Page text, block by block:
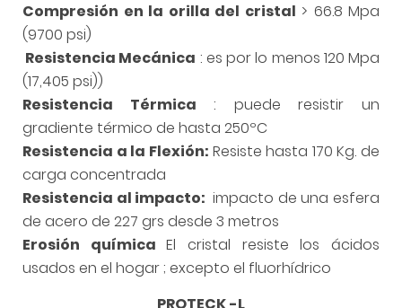
Compresión en la orilla del cristal > 66.8 Mpa
(9700 psi)
Resistencia Mecánica : es por lo menos 120 Mpa
(17,405 psi))
Resistencia Térmica : puede resistir un
gradiente térmico de hasta 250ºC
Resistencia a la Flexión: Resiste hasta 170 Kg. de
carga concentrada
Resistencia al impacto: impacto de una esfera
de acero de 227 grs desde 3 metros
Erosión químicaEl cristal resiste los ácidos
usados en el hogar ; excepto el fluorhídrico